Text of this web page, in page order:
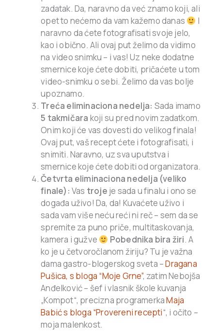
zadatak. Da, naravno da već znamo koji, ali
opet to nećemo da vam kažemo danas
I
naravno da ćete fotografisati svoje jelo,
kao i obično. Ali ovaj put želimo da vidimo
na video snimku – i vas! Uz neke dodatne
smernice koje ćete dobiti, pričaćete u tom
video-snimku o sebi. Želimo da vas bolje
upoznamo.
Treća eliminaciona nedelja: Sada imamo
5 takmičara koji su pred novim zadatkom.
Onim koji će vas dovesti do velikog finala!
Ovaj put, vaš recept ćete i fotografisati, i
snimiti. Naravno, uz sva uputstva i
smernice koje ćete dobiti od organizatora.
Četvrta eliminaciona nedelja (veliko
finale): Vas troje je sada u finalu i ono se
događa uživo! Da, da! Kuvaćete uživo i
sada vam više neću reći ni reč – sem da se
spremite za puno priče, multitaskovanja,
kamera i gužve
Pobednika bira žiri. A
ko je u četvoročlanom žiriju? Tu je važna
dama gastro-blogerskog sveta –Dragana
Pušica, s bloga “Moje Grne”, zatim Nebojša
Anđelković – šef i vlasnik škole kuvanja
„Kompot“, precizna programerkaMaja
Babić s bloga “Provereni recepti“, i očito –
moja malenkost.